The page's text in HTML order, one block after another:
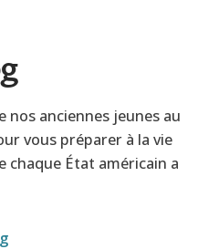
nos anciennes jeunes au
vous préparer à la vie
chaque État américain a